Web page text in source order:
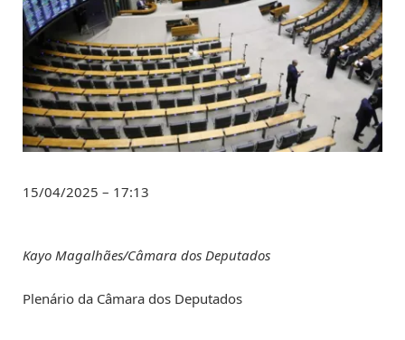
15/04/2025 – 17:13
Kayo Magalhães/Câmara dos Deputados
Plenário da Câmara dos Deputados